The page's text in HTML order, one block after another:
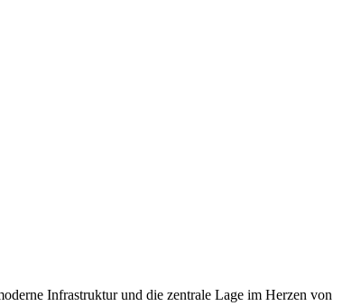
Infrastruktur und die zentrale Lage im Herzen von